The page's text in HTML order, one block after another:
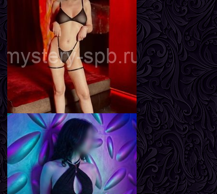
163 см
49 кг
3-й
Вика
Возраст 26
Рост
162 см
Вес
57 кг